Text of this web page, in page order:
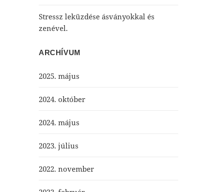
Stressz leküzdése ásványokkal és
zenével.
ARCHÍVUM
2025. május
2024. október
2024. május
2023. július
2022. november